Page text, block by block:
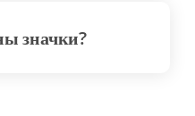
значки?